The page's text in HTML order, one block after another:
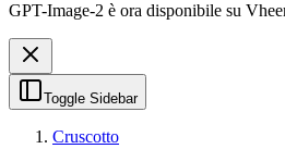
GPT-Image-2 è ora disponibile su
Toggle Sidebar
Cruscotto